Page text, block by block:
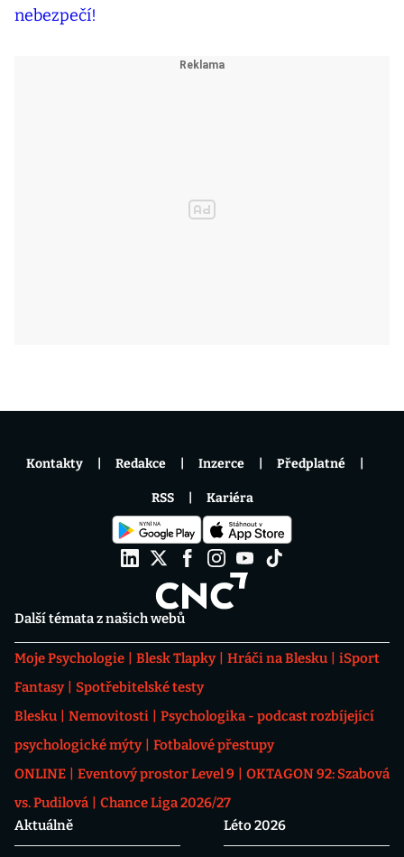
Další témata z našich webů
Moje Psychologie Blesk Tlapky Hráči na Blesku
iSport
Fantasy
Spotřebitelské testy
Blesku
Nemovitosti
Psychologika - podcast rozbíjející
psychologické mýty
Fotbalové přestupy
ONLINE
Eventový prostor Level 9
OKTAGON 92: Szabová
vs. Pudilová
Chance Liga 2026/27
Aktuálně
Léto 2026
Kontakty Redakce Inzerce Předplatné
RSS Kariéra